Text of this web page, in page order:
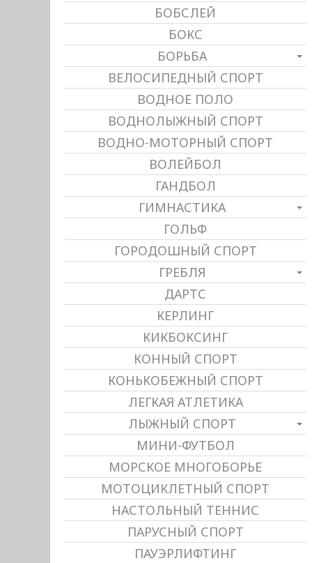
БОБСЛЕЙ
БОКС
БОРЬБА
ВЕЛОСИПЕДНЫЙ СПОРТ
ВОДНОЕ ПОЛО
ВОДНОЛЫЖНЫЙ СПОРТ
ВОДНО-МОТОРНЫЙ СПОРТ
ВОЛЕЙБОЛ
ГАНДБОЛ
ГИМНАСТИКА
ГОЛЬФ
ГОРОДОШНЫЙ СПОРТ
ГРЕБЛЯ
ДАРТС
КЕРЛИНГ
КИКБОКСИНГ
КОННЫЙ СПОРТ
КОНЬКОБЕЖНЫЙ СПОРТ
ЛЕГКАЯ АТЛЕТИКА
ЛЫЖНЫЙ СПОРТ
МИНИ-ФУТБОЛ
МОРСКОЕ МНОГОБОРЬЕ
МОТОЦИКЛЕТНЫЙ СПОРТ
НАСТОЛЬНЫЙ ТЕННИС
ПАРУСНЫЙ СПОРТ
ПАУЭРЛИФТИНГ